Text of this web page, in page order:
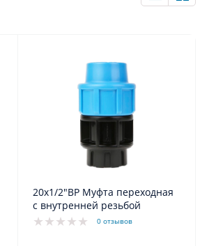
20х1/2"ВР Муфта переходная
с внутренней резьбой
0 отзывов